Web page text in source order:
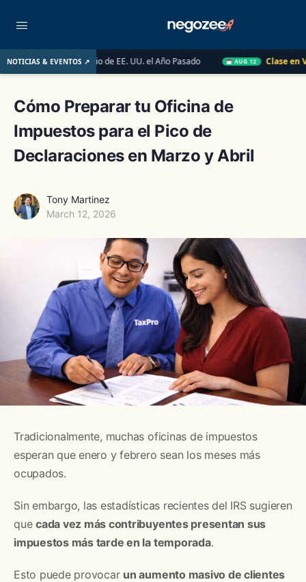
NOTICIAS & EVENTOS ↗
Inmobiliario de EE. UU. el Año Pasado AUG 12 Clase en Vivo de
Cómo Preparar tu Oficina de
Impuestos para el Pico de
Declaraciones en Marzo y Abril
Tony Martinez
March 12, 2026
Tradicionalmente, muchas oficinas de impuestos
esperan que enero y febrero sean los meses más
ocupados.
Sin embargo, las estadísticas recientes del IRS sugieren
quecada vez más contribuyentes presentan sus
impuestos más tarde en la temporada.
Esto puede provocar un aumento masivo de clientes